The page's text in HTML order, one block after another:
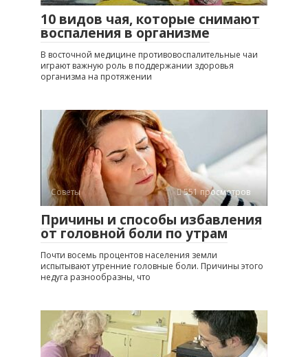
10 видов чая, которые снимают
воспаления в организме
В восточной медицине противовоспалительные чаи
играют важную роль в поддержании здоровья
организма на протяжении
Советы 551 просмотров
Причины и способы избавления
от головной боли по утрам
Почти восемь процентов населения земли
испытывают утренние головные боли. Причины этого
недуга разнообразны, что